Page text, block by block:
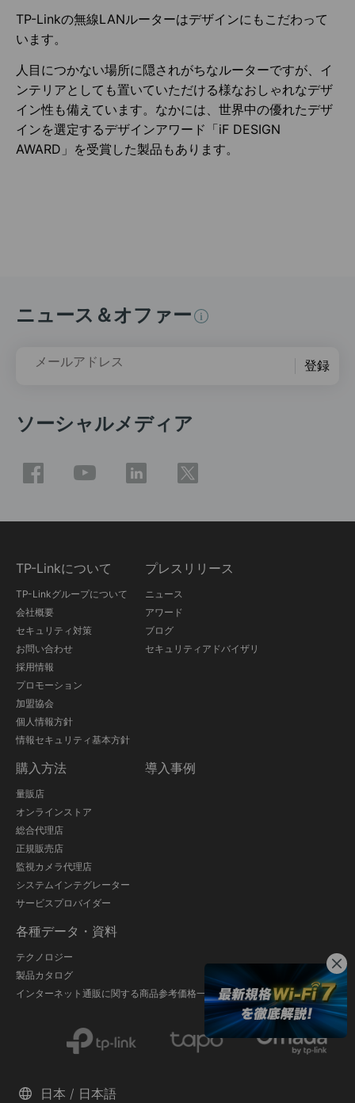
TP-Linkの無線LANルーターはデザインにもこだわって
います。
人目につかない場所に隠されがちなルーターですが、イ
ンテリアとしても置いていただける様なおしゃれなデザ
イン性も備えています。なかには、世界中の優れたデザ
インを選定するデザインアワード「iF DESIGN
AWARD」を受賞した製品もあります。
ニュース＆オファー
メールアドレス 登録
ソーシャルメディア
TP-Linkについて
TP-Linkグループについて
会社概要
セキュリティ対策
お問い合わせ
採用情報
プロモーション
加盟協会
個人情報方針
情報セキュリティ基本方針
プレスリリース
ニュース
アワード
ブログ
セキュリティアドバイザリ
購入方法
量販店
オンラインストア
総合代理店
正規販売店
監視カメラ代理店
システムインテグレーター
サービスプロバイダー
導入事例
各種データ・資料
テクノロジー
製品カタログ
インターネット通販に関する商品参考価格一覧
日本 / 日本語